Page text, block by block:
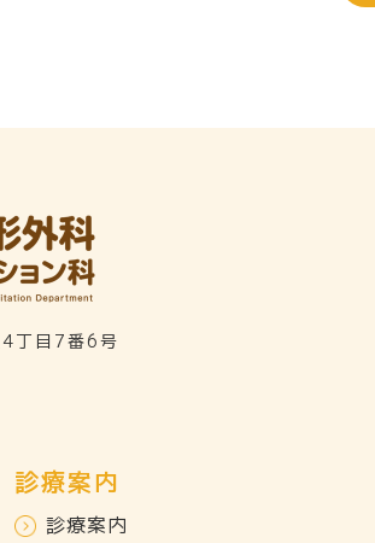
丁目7番6号
診療案内
診療案内